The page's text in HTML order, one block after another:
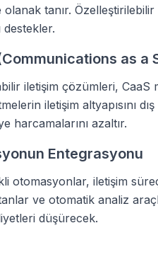
tanır. Özelleştirilebilir
destekler.
as a
iletişim çözümleri, CaaS
iletişim altyapısını
harcamalarını azaltır.
Entegrasyonu
otomasyonlar, iletişim
ve otomatik analiz
düşürecek.